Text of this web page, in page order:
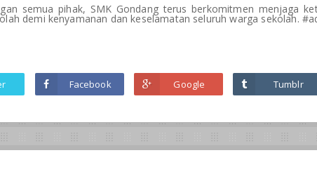
semua pihak, SMK Gondang terus berkomitmen menjaga
demi kenyamanan dan keselamatan seluruh warga sekolah.
Facebook Google Tumblr